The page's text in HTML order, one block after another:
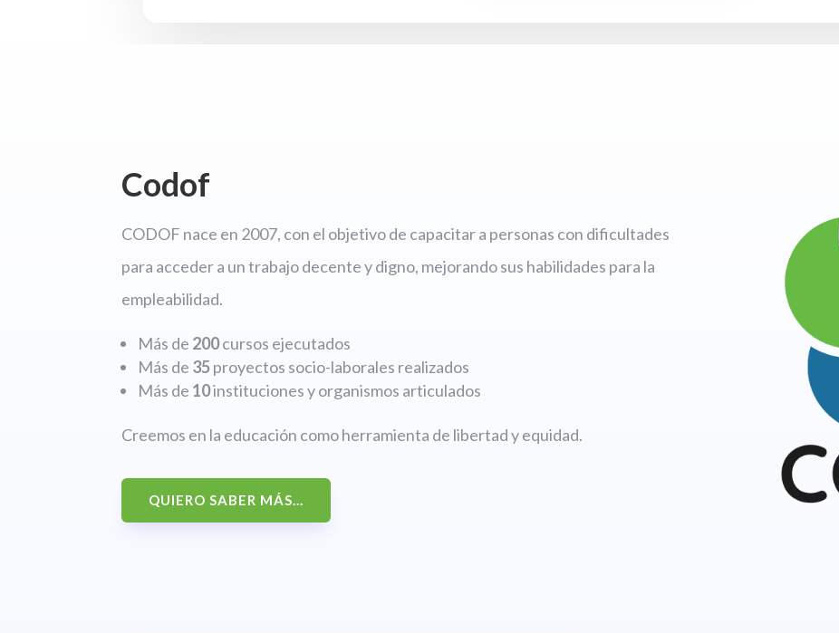
Codof
CODOF nace en 2007, con el objetivo de capacitar a personas con dificultades
para acceder a un trabajo decente y digno, mejorando sus habilidades para la
empleabilidad.
Más de 200cursos ejecutados
Más de 35proyectos socio-laborales realizados
Más de 10instituciones y organismos articulados
Creemos en la educación como herramienta de libertad y equidad.
QUIERO SABER MÁS...